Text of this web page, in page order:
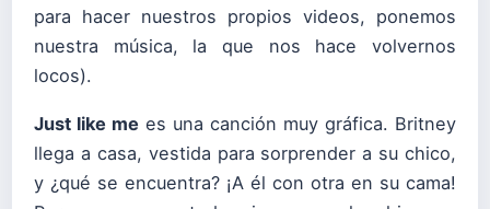
para hacer nuestros propios videos, ponemos
nuestra música, la que nos hace volvernos
locos).
Just like me es una canción muy gráfica. Britney
llega a casa, vestida para sorprender a su chico,
y ¿qué se encuentra? ¡A él con otra en su cama!